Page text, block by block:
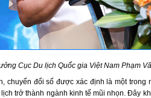
Cục Du lịch Quốc gia Việt Nam Phạm
chuyển đổi số được xác định là một trong
trở thành ngành kinh tế mũi nhọn. Đây